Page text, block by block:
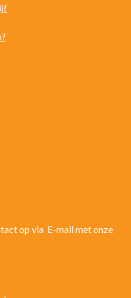
op via E-mail met onze